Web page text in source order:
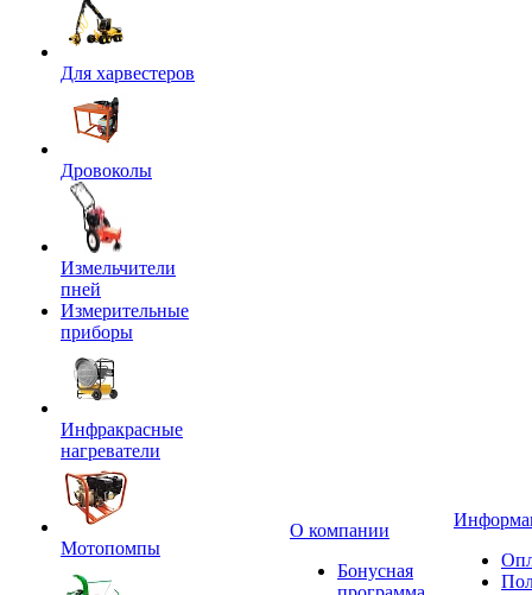
Для харвестеров
Дровоколы
Измельчители
пней
Измерительные
приборы
Инфракрасные
нагреватели
Мотопомпы
О компании
Бонусная